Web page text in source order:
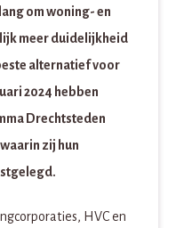
om woning- en
meer duidelijkheid
alternatief voor
2024 hebben
Drechtsteden
zij hun
HVC en